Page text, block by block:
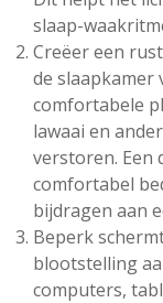
slaap-
Creëer een
de slaapkamer
comfortabele
lawaai en
verstoren. Een
comfortabel
bijdragen aan
Beperk
blootstelling
computers,